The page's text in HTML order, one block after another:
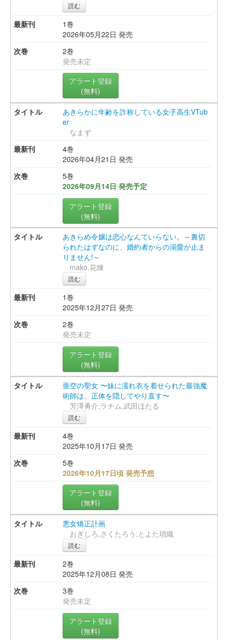
読む
1巻
2026年05月22日 発売
2巻
発売未定
アラート登録
(無料)
あきらかに年齢を詐称している女子高生VTub
er
なまず
4巻
2026年04月21日 発売
5巻
2026年09月14日 発売予定
アラート登録
(無料)
あきらめ令嬢は恋心なんていらない。～裏切
られたはずなのに、婚約者からの溺愛が止ま
りません!～
mako,花煉
読む
1巻
2025年12月27日 発売
2巻
発売未定
アラート登録
(無料)
亜空の聖女 〜妹に濡れ衣を着せられた最強魔
術師は、正体を隠してやり直す〜
芳澤勇介,ラチム,武田ほたる
読む
4巻
2025年10月17日 発売
5巻
2026年10月17日頃 発売予想
アラート登録
(無料)
悪女矯正計画
おぎしろ,さくたろう,とよた瑣織
読む
2巻
2025年12月08日 発売
3巻
発売未定
アラート登録
(無料)